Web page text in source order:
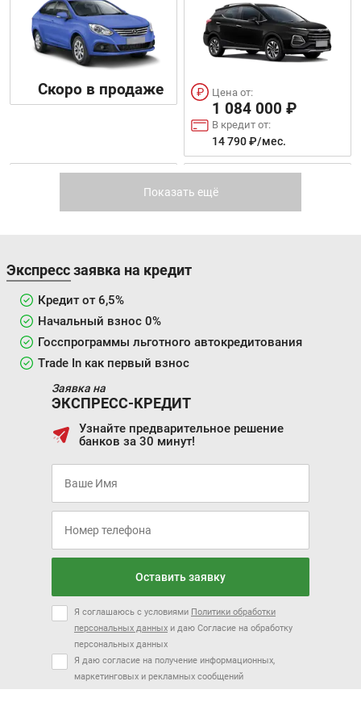
Скоро в продаже Цена от:
1 084 000 ₽
В кредит от:
14 790 ₽/мес.
Цена от:
1 472 000 ₽
В кредит от:
20 084 ₽/мес.
J7
В кредит от:
Цена от:
2 159 000 ₽ 1 634 000 ₽
22 294 ₽/мес.
IEV7S
Показать ещё
Экспресс заявка на кредит
Кредит от 6,5%
Начальный взнос 0%
Госспрограммы льготного автокредитования
Trade In как первый взнос
Заявка на
ЭКСПРЕСС-КРЕДИТ
Узнайте предварительное решение
банков за 30 минут!
Оставить заявку
Я соглашаюсь с условиями Политики обработки
персональных данных и даю Согласие на обработку
персональных данных
Я даю согласие на получение информационных,
маркетинговых и рекламных сообщений